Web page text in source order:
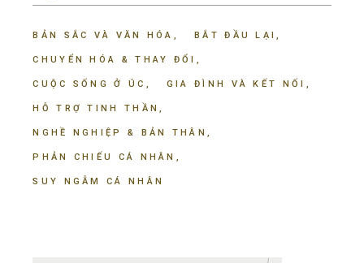
BẢN SẮC VÀ VĂN HÓA BẮT ĐẦU LẠI
CHUYỂN HÓA & THAY ĐỔI
CUỘC SỐNG Ở ÚC GIA ĐÌNH VÀ KẾT NỐI
HỖ TRỢ TINH THẦN
NGHỀ NGHIỆP & BẢN THÂN
PHẢN CHIẾU CÁ NHÂN
SUY NGẪM CÁ NHÂN